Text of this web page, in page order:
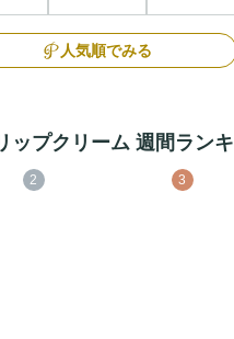
人気順でみる
ップクリーム 週間ラン
2 3